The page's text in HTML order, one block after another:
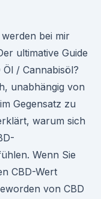
bei mir
ultimative Guide
/ Cannabisöl?
unabhängig von
Gegensatz zu
warum sich
Wenn Sie
CBD-Wert
von CBD